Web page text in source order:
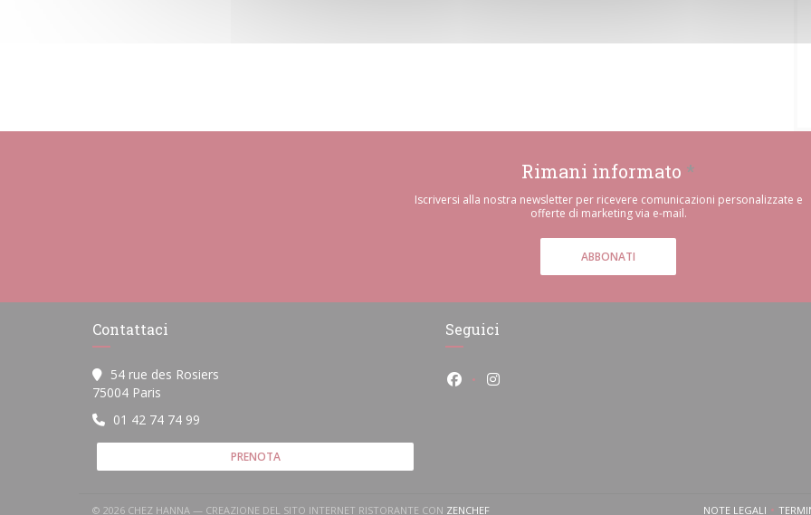
Rimani informato *
Iscriversi alla nostra newsletter per ricevere comunicazioni personalizzate e
offerte di marketing via e-mail.
ABBONATI
Contattaci
54 rue des Rosiers
75004 Paris
01 42 74 74 99
PRENOTA
Seguici
Facebook ((apre una nuova finestra))
Instagram ((apre una nuova finestra))
© 2026 CHEZ HANNA — CREAZIONE DEL SITO INTERNET RISTORANTE CON ZENCHEF((APRE UNA NUOVA FINESTRA)) NOTE LEGALI